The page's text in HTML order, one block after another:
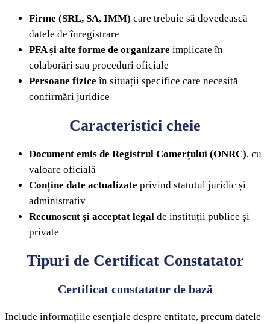
Firme (SRL, SA, IMM) care trebuie să dovedească
datele de înregistrare
PFA și alte forme de organizare implicate în
colaborări sau proceduri oficiale
Persoane fizice în situații specifice care necesită
confirmări juridice
Caracteristici cheie
Document emis de Registrul Comerțului (ONRC), cu
valoare oficială
Conține date actualizate privind statutul juridic și
administrativ
Recunoscut și acceptat legal de instituții publice și
private
Tipuri de Certificat Constatator
Certificat constatator de bază
Include informațiile esențiale despre entitate, precum datele